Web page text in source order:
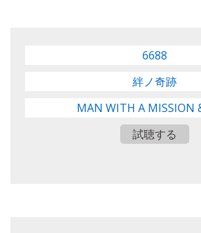
6688
絆ノ奇跡
MAN WITH A MISSION
試聴する